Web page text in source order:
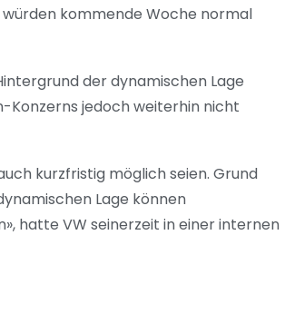
kommende Woche normal
der dynamischen Lage
Konzerns jedoch weiterhin nicht
kurzfristig möglich seien. Grund
Lage können
hatte VW seinerzeit in einer internen